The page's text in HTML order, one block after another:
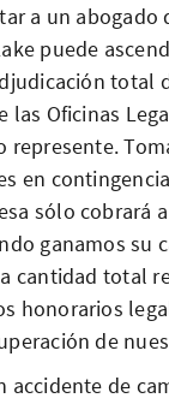
a un abogado
puede
total
las Oficinas
represente.
en
sólo cobrará
ganamos su
cantidad total
honorarios
de
accidente de